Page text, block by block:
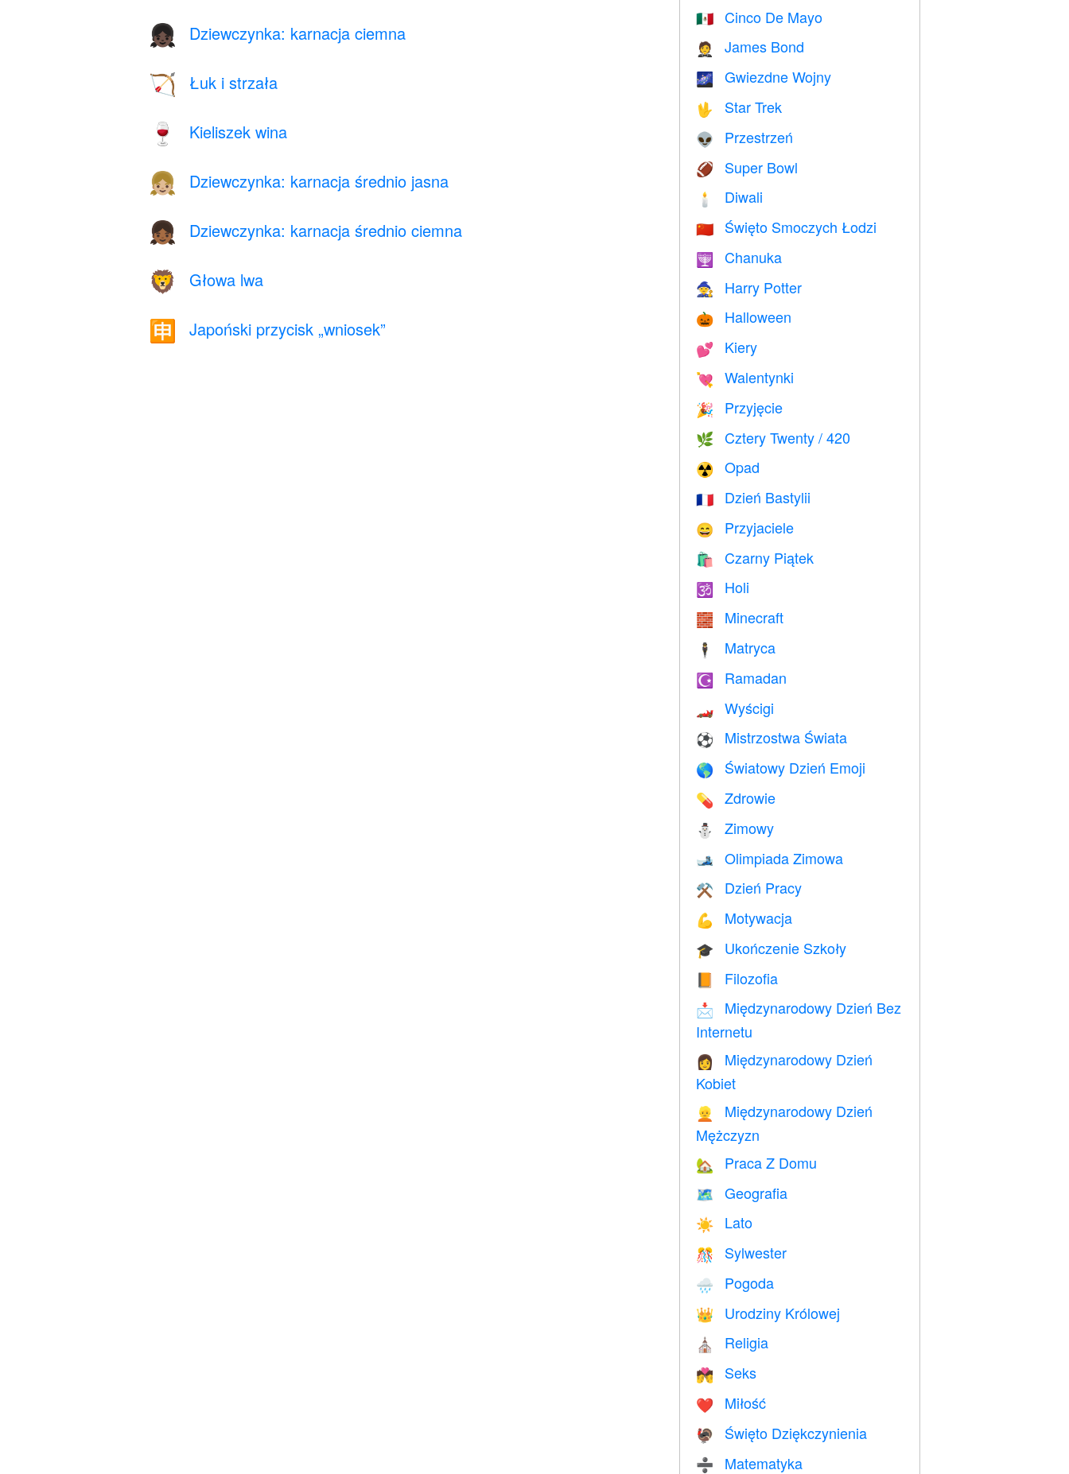
👧🏿 Dziewczynka: karnacja ciemna
🏹 Łuk i strzała
🍷 Kieliszek wina
👧🏼 Dziewczynka: karnacja średnio jasna
👧🏾 Dziewczynka: karnacja średnio ciemna
🦁 Głowa lwa
🈸 Japoński przycisk „wniosek”
🇲🇽 Cinco De Mayo
🤵 James Bond
🌌 Gwiezdne Wojny
🖖 Star Trek
👽 Przestrzeń
🏈 Super Bowl
🕯 Diwali
🇨🇳 Święto Smoczych Łodzi
🕎 Chanuka
🧙 Harry Potter
🎃 Halloween
💕 Kiery
💘 Walentynki
🎉 Przyjęcie
🌿 Cztery Twenty / 420
☢️ Opad
🇫🇷 Dzień Bastylii
😄 Przyjaciele
🛍 Czarny Piątek
🕉 Holi
🧱 Minecraft
🕴️ Matryca
☪️ Ramadan
🏎 Wyścigi
⚽ Mistrzostwa Świata
🌎 Światowy Dzień Emoji
💊 Zdrowie
⛄ Zimowy
🎿 Olimpiada Zimowa
⚒️ Dzień Pracy
💪 Motywacja
🎓 Ukończenie Szkoły
Filozofia
📩
Międzynarodowy Dzień Bez
Internetu
👩
Międzynarodowy Dzień
Kobiet
👱
Międzynarodowy Dzień
Mężczyzn
🏡 Praca Z Domu
🗺 Geografia
☀️ Lato
🎊 Sylwester
🌧 Pogoda
👑 Urodziny Królowej
⛪️ Religia
💏 Seks
❤️️ Miłość
🦃 Święto Dziękczynienia
➗ Matematyka